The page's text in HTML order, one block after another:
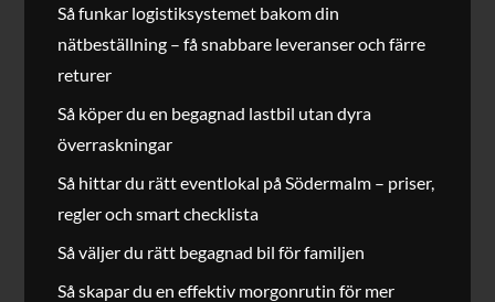
Så funkar logistiksystemet bakom din
nätbeställning – få snabbare leveranser och färre
returer
Så köper du en begagnad lastbil utan dyra
överraskningar
Så hittar du rätt eventlokal på Södermalm – priser,
regler och smart checklista
Så väljer du rätt begagnad bil för familjen
Så skapar du en effektiv morgonrutin för mer